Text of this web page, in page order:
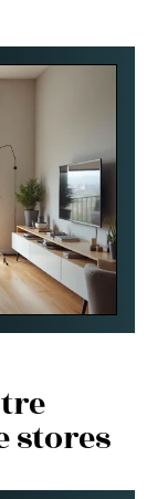
stores